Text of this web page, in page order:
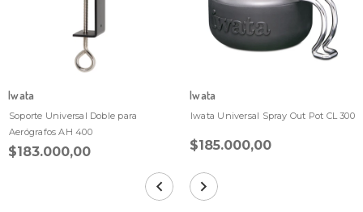
Iwata
Soporte Universal Doble para
Aerógrafos AH 400
$183.000,00
Iwata
Iwata Universal Spray Out Pot CL 300
$185.000,00